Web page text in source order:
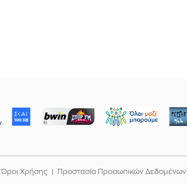
Όροι Χρήσης Προστασία Προσωπικών Δεδομένων